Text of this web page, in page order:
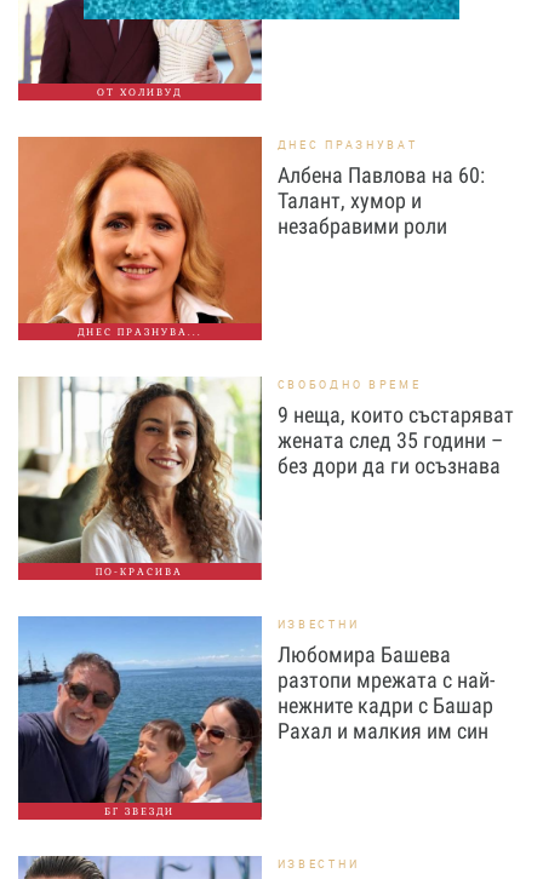
ОТ ХОЛИВУД
ДНЕС ПРАЗНУВА...
ДНЕС ПРАЗНУВАТ
Албена Павлова на 60:
Талант, хумор и
незабравими роли
ПО-КРАСИВА
СВОБОДНО ВРЕМЕ
9 неща, които състаряват
жената след 35 години –
без дори да ги осъзнава
БГ ЗВЕЗДИ
ИЗВЕСТНИ
Любомира Башева
разтопи мрежата с най-
нежните кадри с Башар
Рахал и малкия им син
ИЗВЕСТНИ